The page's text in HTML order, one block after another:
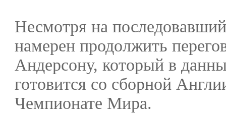
Несмотря на
намерен продолжить
Андерсону, который в
готовится со сборной
Чемпионате Мира.